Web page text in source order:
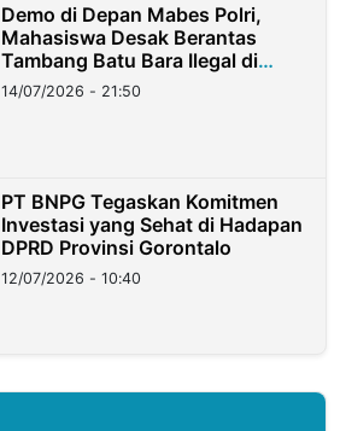
Demo di Depan Mabes Polri,
Mahasiswa Desak Berantas
Tambang Batu Bara Ilegal di
Lampung
14/07/2026 - 21:50
PT BNPG Tegaskan Komitmen
Investasi yang Sehat di Hadapan
DPRD Provinsi Gorontalo
12/07/2026 - 10:40